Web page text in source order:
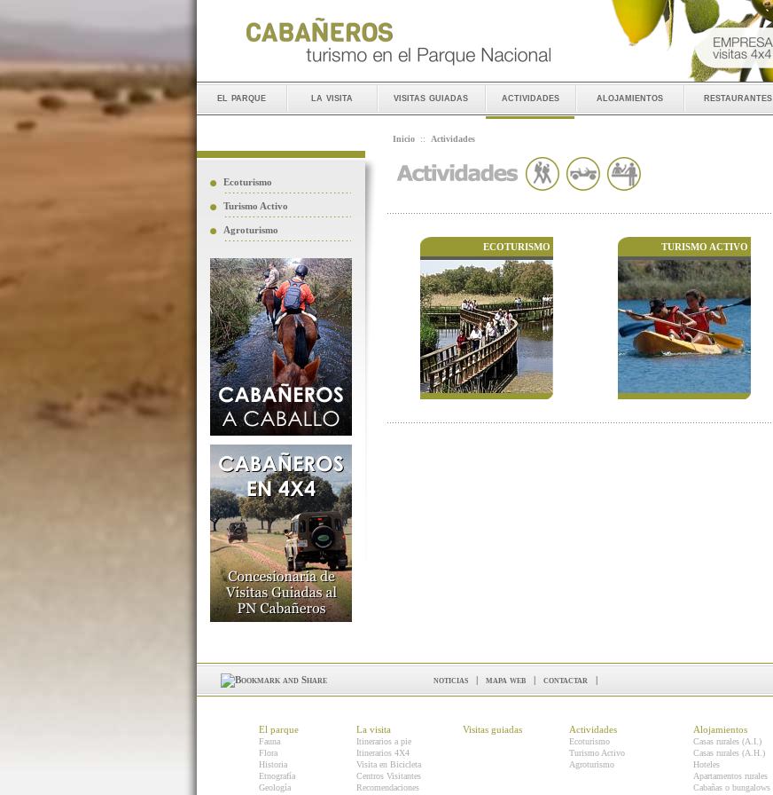
el parque la visita visitas guiadas actividades alojamientos restaurantes
Ecoturismo
Turismo Activo
Agroturismo
Inicio :: Actividades
ECOTURISMO TURISMO ACTIVO
noticias | mapa web | contactar |
El parque
Fauna
Flora
Historia
Etnografía
Geología
La visita
Itinerarios a pie
Itinerarios 4X4
Visita en Bicicleta
Centros Visitantes
Recomendaciones
Visitas guiadas Actividades
Ecoturismo
Turismo Activo
Agroturismo
Alojamientos
Casas rurales (A.I.)
Casas rurales (A.H.)
Hoteles
Apartamentos rurales
Cabañas o bungalows